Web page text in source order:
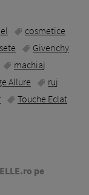
cosmetice
Givenchy
machiaj
Allure
ruj
Touche Eclat
pe